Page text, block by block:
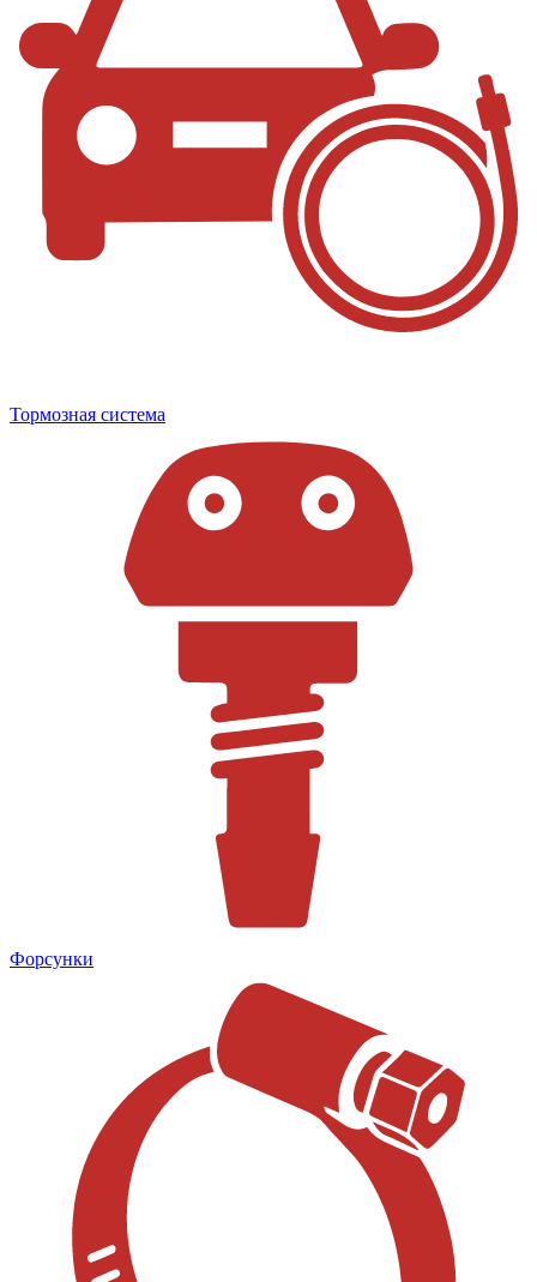
Тормозная система
Форсунки